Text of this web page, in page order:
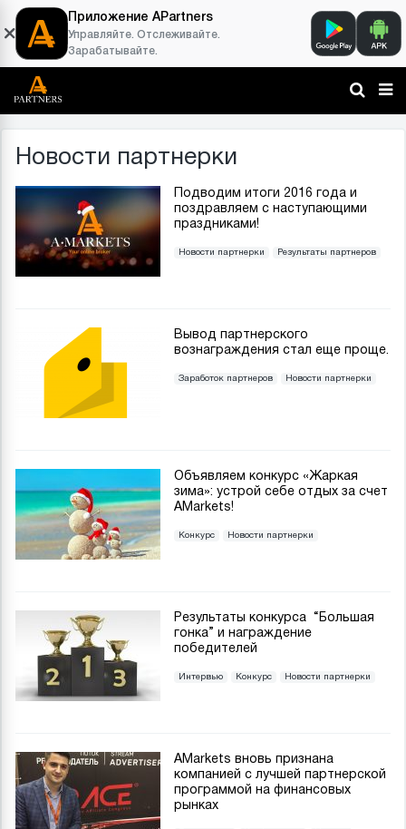
Приложение APartners
Управляйте. Отслеживайте.
Зарабатывайте.
Новости партнерки
Подводим итоги 2016 года и
поздравляем с наступающими
праздниками!
Новости партнерки Результаты партнеров
Вывод партнерского
вознаграждения стал еще проще.
Заработок партнеров Новости партнерки
Объявляем конкурс «Жаркая
зима»: устрой себе отдых за счет
AMarkets!
Конкурс Новости партнерки
Результаты конкурса “Большая
гонка” и награждение
победителей
Интервью Конкурс Новости партнерки
AMarkets вновь признана
компанией с лучшей партнерской
программой на финансовых
рынках